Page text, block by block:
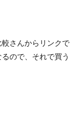
較さんからリンクで
ので、それで買う